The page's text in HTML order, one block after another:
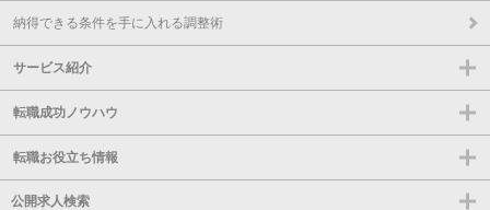
納得できる条件を手に入れる調整術
サービス紹介
転職成功ノウハウ
転職お役立ち情報
公開求人検索